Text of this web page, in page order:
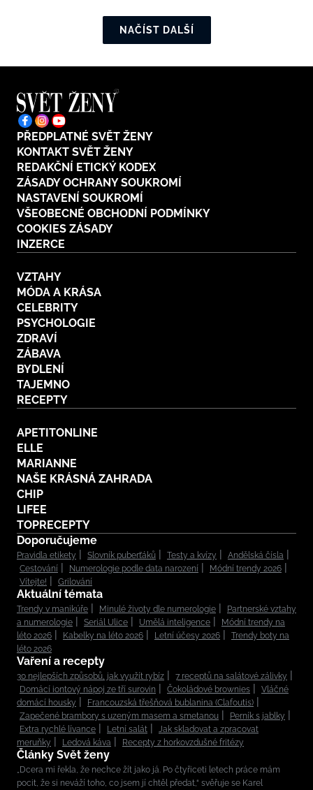
NAČÍST DALŠÍ
PŘEDPLATNÉ SVĚT ŽENY
KONTAKT SVĚT ŽENY
REDAKČNÍ ETICKÝ KODEX
ZÁSADY OCHRANY SOUKROMÍ
NASTAVENÍ SOUKROMÍ
VŠEOBECNÉ OBCHODNÍ PODMÍNKY
COOKIES ZÁSADY
INZERCE
VZTAHY
MÓDA A KRÁSA
CELEBRITY
PSYCHOLOGIE
ZDRAVÍ
ZÁBAVA
BYDLENÍ
TAJEMNO
RECEPTY
APETITONLINE
ELLE
MARIANNE
NAŠE KRÁSNÁ ZAHRADA
CHIP
LIFEE
TOPRECEPTY
Doporučujeme
Pravidla etikety Slovník puberťáků Testy a kvízy
Andělská čísla
Cestování
Numerologie podle data narození
Módní trendy 2026
Vítejte!
Grilování
Aktuální témata
Trendy v manikúře Minulé životy dle numerologie
Partnerské vztahy
a numerologie
Seriál Ulice Umělá inteligence
Módní trendy na
léto 2026
Kabelky na léto 2026 Letní účesy 2026
Trendy boty na
léto 2026
Vaření a recepty
30 nejlepších způsobů, jak využít rybíz
7 receptů na salátové zálivky
Domácí iontový nápoj ze tří surovin
Čokoládové brownies
Vláčné
domácí housky
Francouzská třešňová bublanina (Clafoutis)
Zapečené brambory s uzeným masem a smetanou
Perník s jablky
Extra rychlé lívance
Letní salát
Jak skladovat a zpracovat
meruňky
Ledová káva Recepty z horkovzdušné fritézy
Články Svět ženy
„Dcera mi řekla, že nechce žít jako já. Po čtyřiceti letech práce mám
pocit, že si neváží toho, co jsem jí chtěl předat,“ svěřuje se Karel